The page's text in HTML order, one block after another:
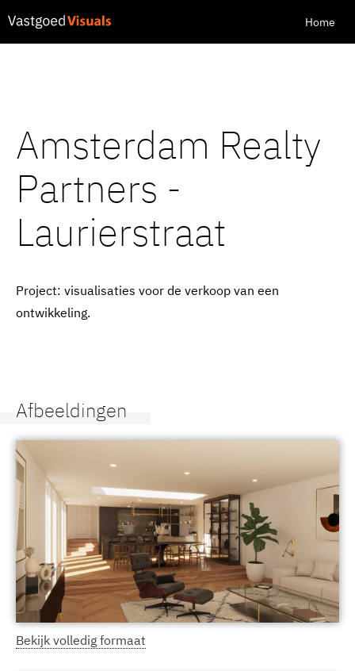
Home
Amsterdam Realty
Partners -
Laurierstraat
Project: visualisaties voor de verkoop van een
ontwikkeling.
Afbeeldingen
Bekijk volledig formaat